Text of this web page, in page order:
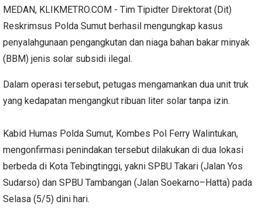
MEDAN, KLIKMETRO.COM - Tim Tipidter Direktorat (Dit)
Reskrimsus Polda Sumut berhasil mengungkap kasus
penyalahgunaan pengangkutan dan niaga bahan bakar minyak
(BBM) jenis solar subsidi ilegal.
Dalam operasi tersebut, petugas mengamankan dua unit truk
yang kedapatan mengangkut ribuan liter solar tanpa izin.
Kabid Humas Polda Sumut, Kombes Pol Ferry Walintukan,
mengonfirmasi penindakan tersebut dilakukan di dua lokasi
berbeda di Kota Tebingtinggi, yakni SPBU Takari (Jalan Yos
Sudarso) dan SPBU Tambangan (Jalan Soekarno–Hatta) pada
Selasa (5/5) dini hari.